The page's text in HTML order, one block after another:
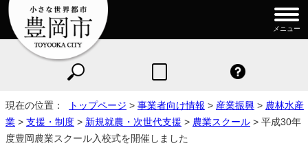
メニュー
現在の位置： トップページ > 事業者向け情報 > 産業振興 > 農林水産
業 > 支援・制度 > 新規就農・次世代支援 > 農業スクール > 平成30年
度豊岡農業スクール入校式を開催しました